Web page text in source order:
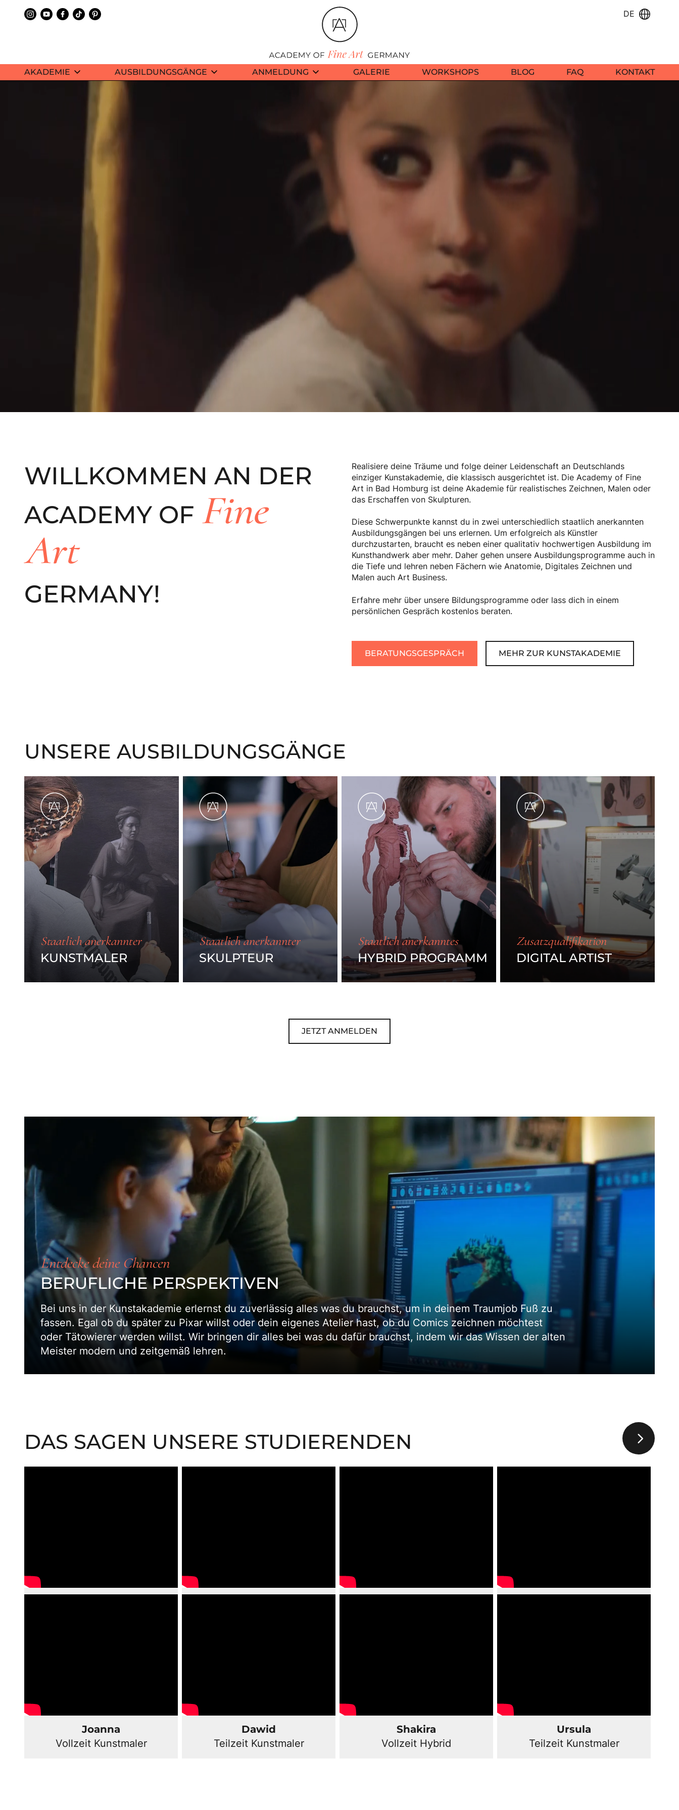
DE
AKADEMIE AUSBILDUNGSGÄNGE ANMELDUNG GALERIE WORKSHOPS BLOG FAQ KONTAKT
WILLKOMMEN AN DER
ACADEMY OF Fine
Art
GERMANY!
Realisiere deine Träume und folge deiner Leidenschaft an Deutschlands
einziger Kunstakademie, die klassisch ausgerichtet ist. Die Academy of Fine
Art in Bad Homburg ist deine Akademie für realistisches Zeichnen, Malen oder
das Erschaffen von Skulpturen.
Diese Schwerpunkte kannst du in zwei unterschiedlich staatlich anerkannten
Ausbildungsgängen bei uns erlernen. Um erfolgreich als Künstler
durchzustarten, braucht es neben einer qualitativ hochwertigen Ausbildung im
Kunsthandwerk aber mehr. Daher gehen unsere Ausbildungsprogramme auch in
die Tiefe und lehren neben Fächern wie Anatomie, Digitales Zeichnen und
Malen auch Art Business.
Erfahre mehr über unsere Bildungsprogramme oder lass dich in einem
persönlichen Gespräch kostenlos beraten.
BERATUNGSGESPRÄCH MEHR ZUR KUNSTAKADEMIE
UNSERE AUSBILDUNGSGÄNGE
Staatlich anerkannter
KUNSTMALER
Staatlich anerkannter
SKULPTEUR
Staatlich anerkanntes
HYBRID PROGRAMM
Zusatzqualifikation
DIGITAL ARTIST
JETZT ANMELDEN
Entdecke deine Chancen
BERUFLICHE PERSPEKTIVEN
Bei uns in der Kunstakademie erlernst du zuverlässig alles was du brauchst, um in deinem Traumjob Fuß zu
fassen. Egal ob du später zu Pixar willst oder dein eigenes Atelier hast, ob du Comics zeichnen möchtest
oder Tätowierer werden willst. Wir bringen dir alles bei was du dafür brauchst, indem wir das Wissen der alten
Meister modern und zeitgemäß lehren.
DAS SAGEN UNSERE STUDIERENDEN
Joanna
Vollzeit Kunstmaler
Dawid
Teilzeit Kunstmaler
Shakira
Vollzeit Hybrid
Ursula
Teilzeit Kunstmaler